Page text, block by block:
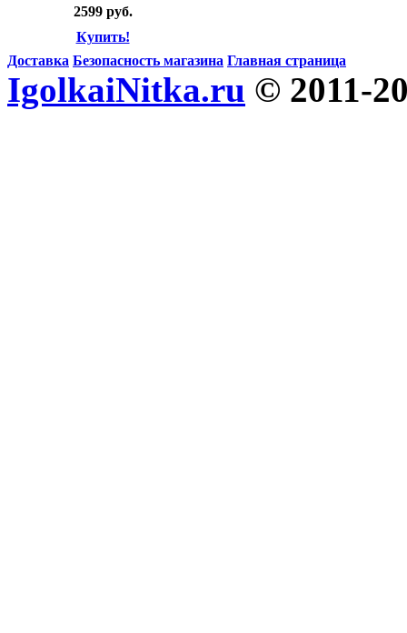
2599 руб.
Купить!
Доставка Безопасность магазина Главная страница
IgolkaiNitka.ru © 2011-